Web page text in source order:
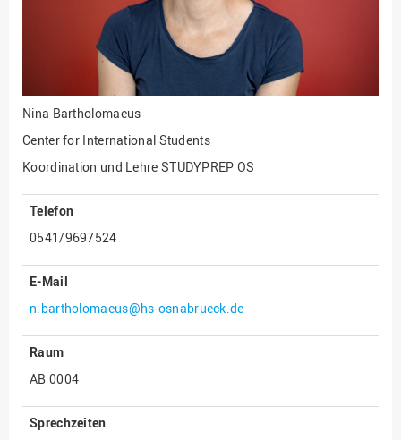
Fakultät Wirtschafts- und
Sozialwissenschaften
Forschung, Kooperation,
Drittmittel
Gebäude und Technik
Gesellschaftliches
Gleichstellungsbüro
Hochschulleitung
Hochschulplanung/-
strategie
Innenrevision
Institut für Musik
IT Service Center
Kommunikation und
Marketing
Nina Bartholomaeus
Center for International Students
Koordination und Lehre STUDYPREP OS
Telefon
0541/9697524
E-Mail
n.bartholomaeus@hs-osnabrueck.de
Raum
AB 0004
Sprechzeiten